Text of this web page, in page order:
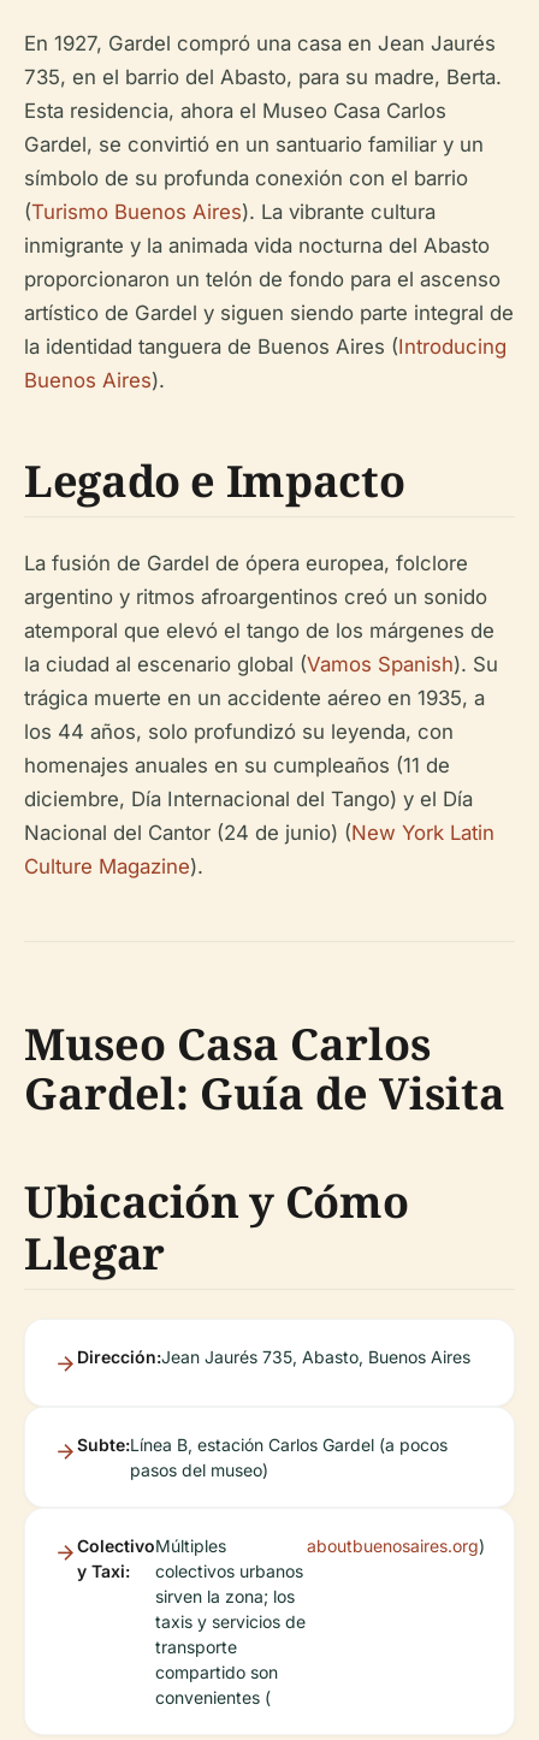
En 1927, Gardel compró una casa en Jean Jaurés
735, en el barrio del Abasto, para su madre, Berta.
Esta residencia, ahora el Museo Casa Carlos
Gardel, se convirtió en un santuario familiar y un
símbolo de su profunda conexión con el barrio
(Turismo Buenos Aires). La vibrante cultura
inmigrante y la animada vida nocturna del Abasto
proporcionaron un telón de fondo para el ascenso
artístico de Gardel y siguen siendo parte integral de
la identidad tanguera de Buenos Aires (Introducing
Buenos Aires).
Legado e Impacto
La fusión de Gardel de ópera europea, folclore
argentino y ritmos afroargentinos creó un sonido
atemporal que elevó el tango de los márgenes de
la ciudad al escenario global (Vamos Spanish). Su
trágica muerte en un accidente aéreo en 1935, a
los 44 años, solo profundizó su leyenda, con
homenajes anuales en su cumpleaños (11 de
diciembre, Día Internacional del Tango) y el Día
Nacional del Cantor (24 de junio) (New York Latin
Culture Magazine).
Museo Casa Carlos
Gardel: Guía de Visita
Ubicación y Cómo
Llegar
Dirección:Jean Jaurés 735, Abasto, Buenos Aires
Subte:Línea B, estación Carlos Gardel (a pocos
pasos del museo)
Colectivo
y Taxi:
Múltiples
colectivos urbanos
sirven la zona; los
taxis y servicios de
transporte
compartido son
convenientes (
aboutbuenosaires.org)